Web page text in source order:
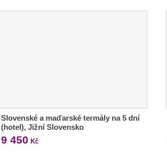
Slovenské a maďarské termály na 5 dní
(hotel), Jižní Slovensko
9 450 Kč